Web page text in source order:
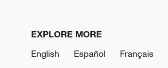
EXPLORE MORE
English
Español Français